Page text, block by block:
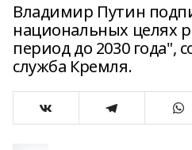
Владимир Путин
национальных целях
период до 2030 года",
служба Кремля.